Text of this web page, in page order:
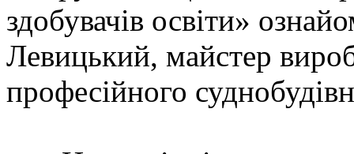
здобувачів освіти»
Левицький, майстер
професійного